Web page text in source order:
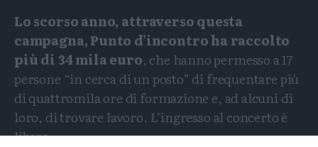
Lo scorso anno, attraverso questa
campagna, Punto d’incontro ha raccolto
più di 34 mila euro, che hanno permesso a 17
persone “in cerca di un posto” di frequentare più
di quattromila ore di formazione e, ad alcuni di
loro, di trovare lavoro. L’ingresso al concerto è
libero.